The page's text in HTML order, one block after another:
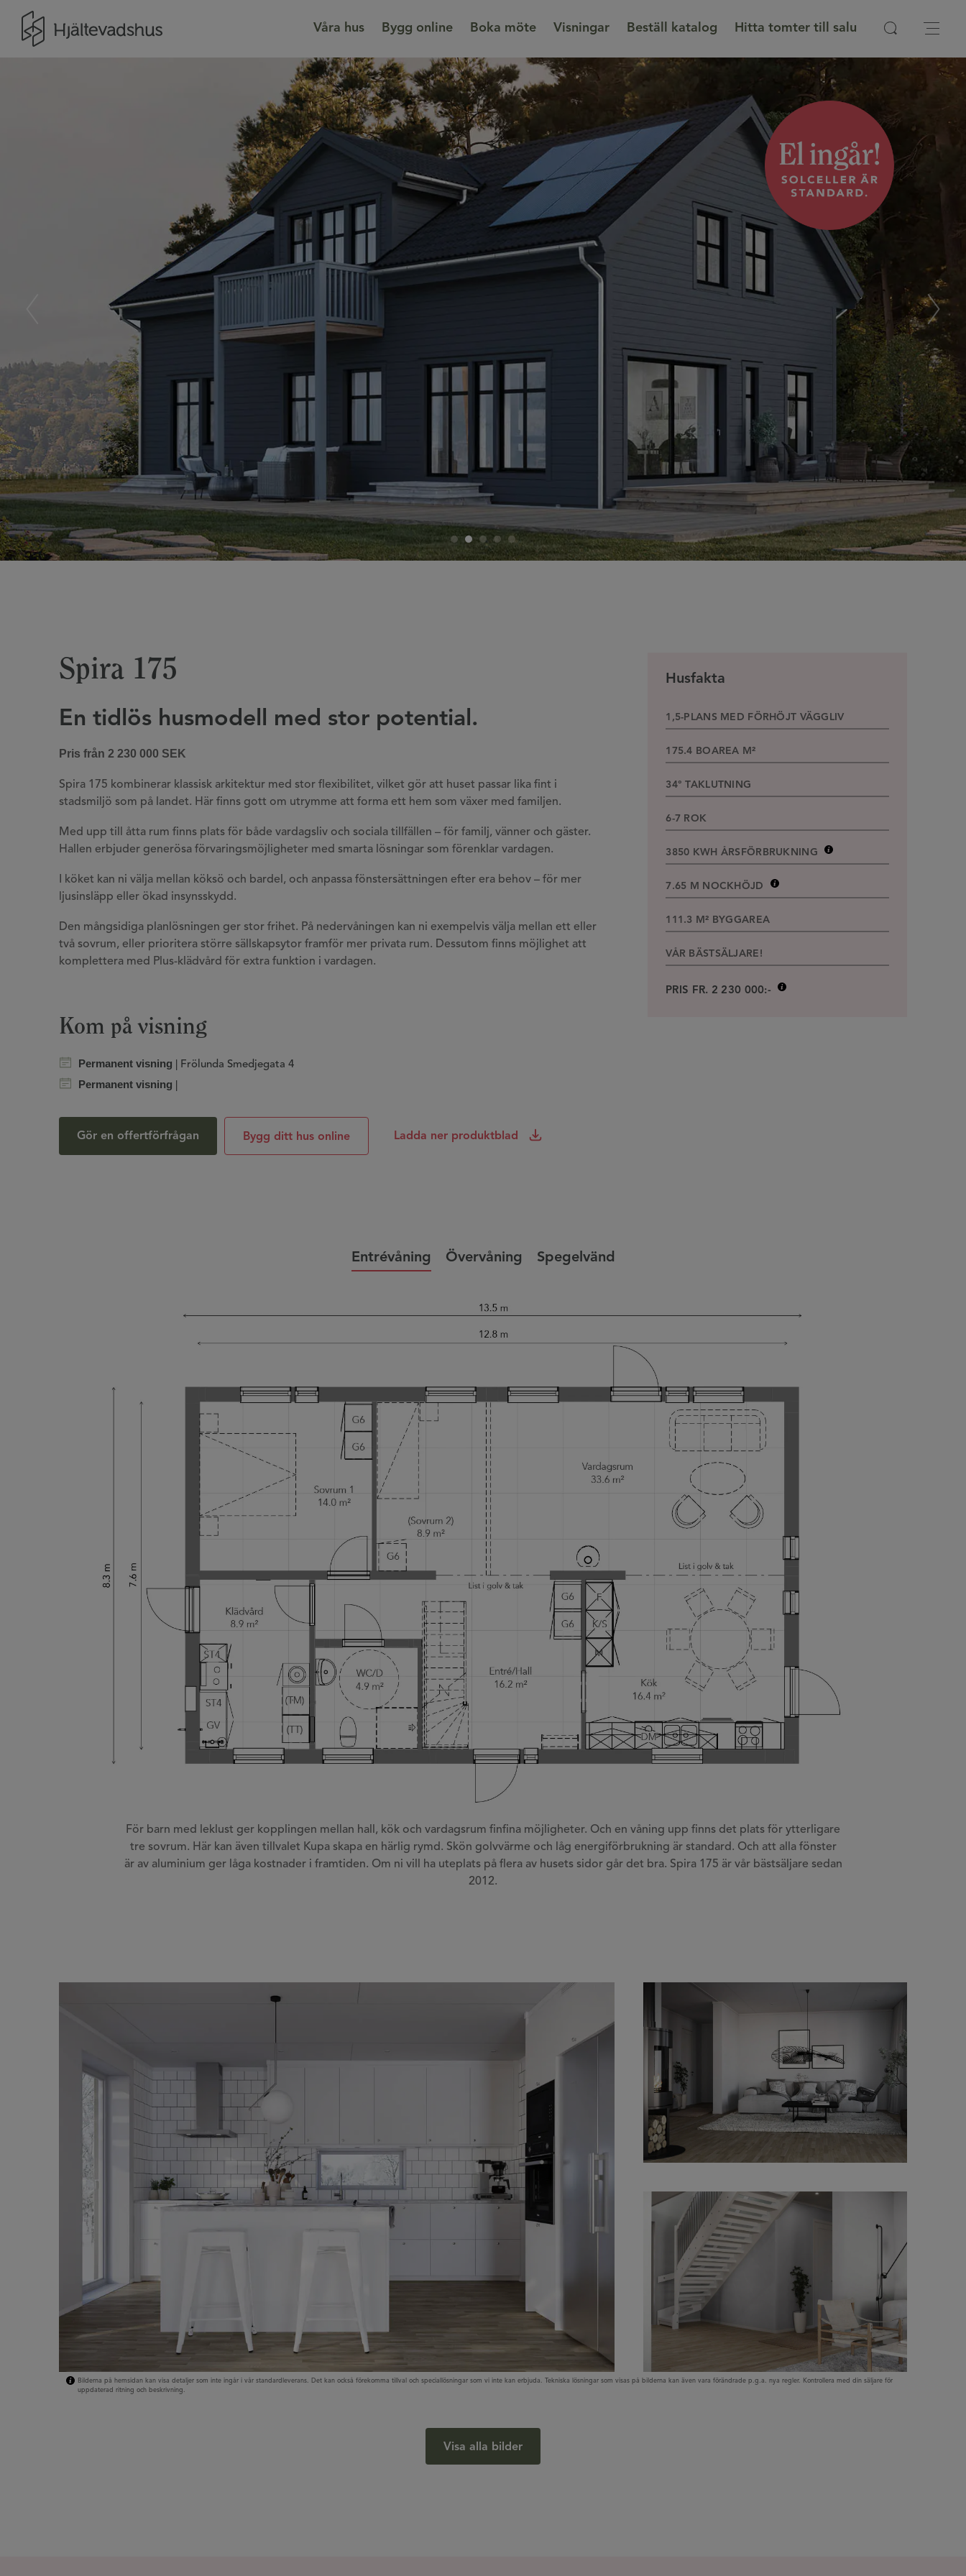
Våra hus Bygg online Boka möte Visningar Beställ katalog Hitta tomter till salu
Spira 175
En tidlös husmodell med stor potential.
Pris från 2 230 000 SEK
Spira 175 kombinerar klassisk arkitektur med stor flexibilitet, vilket gör att huset passar lika fint i
stadsmiljö som på landet. Här finns gott om utrymme att forma ett hem som växer med familjen.
Med upp till åtta rum finns plats för både vardagsliv och sociala tillfällen – för familj, vänner och gäster.
Hallen erbjuder generösa förvaringsmöjligheter med smarta lösningar som förenklar vardagen.
I köket kan ni välja mellan köksö och bardel, och anpassa fönstersättningen efter era behov – för mer
ljusinsläpp eller ökad insynsskydd.
Den mångsidiga planlösningen ger stor frihet. På nedervåningen kan ni exempelvis välja mellan ett eller
två sovrum, eller prioritera större sällskapsytor framför mer privata rum. Dessutom finns möjlighet att
komplettera med Plus-klädvård för extra funktion i vardagen.
Kom på visning
Permanent visning | Frölunda Smedjegata 4
Permanent visning
Gör en offertförfrågan Bygg ditt hus online Ladda ner produktblad
Husfakta
1,5-PLANS MED FÖRHÖJT VÄGGLIV
175.4 BOAREA M²
34° TAKLUTNING
6-7 ROK
3850 KWH ÅRSFÖRBRUKNING
7.65 M NOCKHÖJD
111.3 M² BYGGAREA
VÅR BÄSTSÄLJARE!
PRIS FR. 2 230 000:-
Entrévåning Övervåning Spegelvänd
För barn med leklust ger kopplingen mellan hall, kök och vardagsrum finfina möjligheter. Och en våning upp finns det plats för ytterligare
tre sovrum. Här kan även tillvalet Kupa skapa en härlig rymd. Skön golvvärme och låg energiförbrukning är standard. Och att alla fönster
är av aluminium ger låga kostnader i framtiden. Om ni vill ha uteplats på flera av husets sidor går det bra. Spira 175 är vår bästsäljare sedan
2012.
Bilderna på hemsidan kan visa detaljer som inte ingår i vår standardleverans. Det kan också förekomma tillval och speciallösningar som vi inte kan erbjuda. Tekniska lösningar som visas på bilderna kan även vara förändrade p.g.a. nya regler. Kontrollera med din säljare för
uppdaterad ritning och beskrivning.
Visa alla bilder